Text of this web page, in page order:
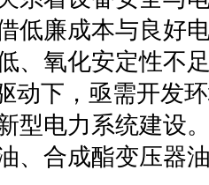
低廉成本与良好
、氧化安定性不
动下，亟需开发
型电力系统建设
、合成酯变压器